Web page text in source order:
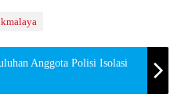
Anggota Polisi Isolasi